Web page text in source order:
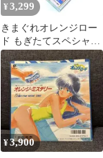
¥ 3,299
きまぐれオレンジロー
ド もぎたてスペシャル
[CD]
¥3,900